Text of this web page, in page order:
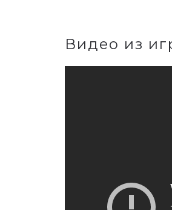
Видео из